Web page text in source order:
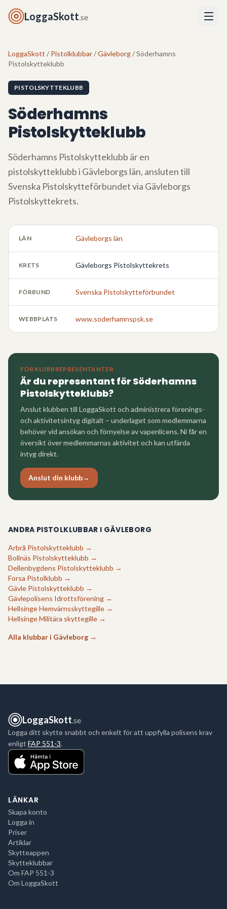
LoggaSkott.se
LoggaSkott / Pistolklubbar/Gävleborg/ Söderhamns
Pistolskytteklubb
PISTOLSKYTTEKLUBB
Söderhamns
Pistolskytteklubb
Söderhamns Pistolskytteklubb är en
pistolskytteklubb i Gävleborgs län, ansluten till
Svenska Pistolskytteförbundet via Gävleborgs
Pistolskyttekrets.
LÄN Gävleborgs län
KRETS Gävleborgs Pistolskyttekrets
FÖRBUND Svenska Pistolskytteförbundet
WEBBPLATS www.soderhamnspsk.se
FÖR KLUBBREPRESENTANTER
Är du representant för Söderhamns
Pistolskytteklubb?
Anslut klubben till LoggaSkott och administrera förenings-
och aktivitetsintyg digitalt – underlaget som medlemmarna
behöver vid ansökan och förnyelse av vapenlicens. Ni får en
översikt över medlemmarnas aktivitet och kan utfärda
intyg direkt.
Anslut din klubb→
ANDRA PISTOLKLUBBAR I GÄVLEBORG
Arbrå Pistolskytteklubb →
Bollnäs Pistolskytteklubb →
Dellenbygdens Pistolskytteklubb →
Forsa Pistolklubb →
Gävle Pistolskytteklubb →
Gävlepolisens Idrottsförening →
Hellsinge Hemvärnsskyttegille →
Hellsinge Militära skyttegille →
Alla klubbar i Gävleborg →
LoggaSkott.se
Logga ditt skytte snabbt och enkelt för att uppfylla polisens krav
enligt FAP 551-3.
LÄNKAR
Skapa konto
Logga in
Priser
Artiklar
Skytteappen
Skytteklubbar
Om FAP 551-3
Om LoggaSkott